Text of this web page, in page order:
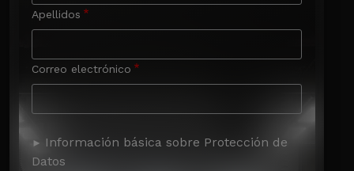
Apellidos
Correo electrónico
Información básica sobre Protección de
Datos